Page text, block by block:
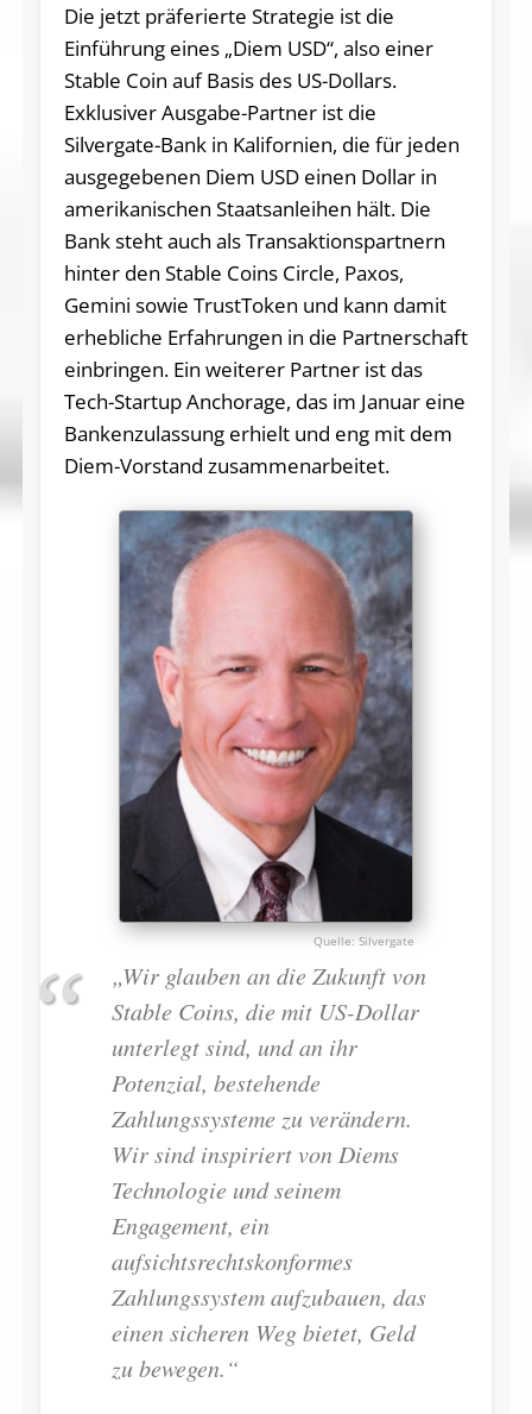
Die jetzt präferierte Strategie ist die
Einführung eines „Diem USD“, also einer
Stable Coin auf Basis des US-Dollars.
Exklusiver Ausgabe-Partner ist die
Silvergate-Bank in Kalifornien, die für jeden
ausgegebenen Diem USD einen Dollar in
amerikanischen Staatsanleihen hält. Die
Bank steht auch als Transaktionspartnern
hinter den Stable Coins Circle, Paxos,
Gemini sowie TrustToken und kann damit
erhebliche Erfahrungen in die Partnerschaft
einbringen. Ein weiterer Partner ist das
Tech-Startup Anchorage, das im Januar eine
Bankenzulassung erhielt und eng mit dem
Diem-Vorstand zusammenarbeitet.
Silvergate
„Wir glauben an die Zukunft von
Stable Coins, die mit US-Dollar
unterlegt sind, und an ihr
Potenzial, bestehende
Zahlungssysteme zu verändern.
Wir sind inspiriert von Diems
Technologie und seinem
Engagement, ein
aufsichtsrechtskonformes
Zahlungssystem aufzubauen, das
einen sicheren Weg bietet, Geld
zu bewegen.“